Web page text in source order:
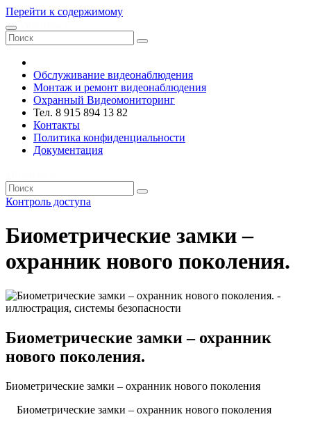
Перейти к содержимому
Обслуживание видеонаблюдения
Монтаж и ремонт видеонаблюдения
Охранный Видеомониторинг
Тел. 8 915 894 13 82
Контакты
Политика конфиденциальности
Документация
Контроль доступа
Биометрические замки –
охранник нового поколения.
Биометрические замки – охранник
нового поколения.
Биометрические замки – охранник нового поколения
Биометрические замки – охранник нового поколения